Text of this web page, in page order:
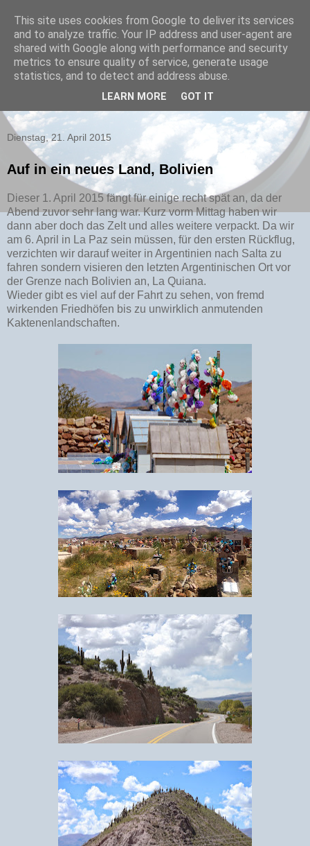
3 Monate Südamerika
Mit dem Geländewagen durch Argentinien, Chile, Bolivien
G270CDi: Sven Klegräfe und Matthias Buck.
Dienstag, 21. April 2015
Auf in ein neues Land, Bolivien
Dieser 1. April 2015 fängt für einige recht spät an, da der
Abend zuvor sehr lang war. Kurz vorm Mittag haben wir
dann aber doch das Zelt und alles weitere verpackt. Da wir
am 6. April in La Paz sein müssen, für den ersten Rückflug,
verzichten wir darauf weiter in Argentinien nach Salta zu
fahren sondern visieren den letzten Argentinischen Ort vor
der Grenze nach Bolivien an, La Quiana.
Wieder gibt es viel auf der Fahrt zu sehen, von fremd
wirkenden Friedhöfen bis zu unwirklich anmutenden
Kaktenenlandschaften.
This site uses cookies from Google to deliver its services
and to analyze traffic. Your IP address and user-agent are
shared with Google along with performance and security
metrics to ensure quality of service, generate usage
statistics, and to detect and address abuse.
LEARN MORE GOT IT